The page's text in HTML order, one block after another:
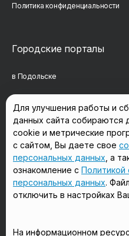
Политика конфиденциальности
Городские порталы
в Подольске
в Сергиевом Посаде
в Красногорске
в Домодедово
Мы в соцсетях
Для улучшения работы и
данных сайта собираются
cookie и метрические
с сайтом, Вы даете свое
персональных данных , а
ознакомление с Политикой
персональных данных.
отключить в настройках
На информационном